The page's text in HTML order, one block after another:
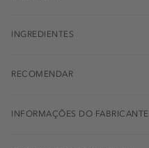
INGREDIENTES
RECOMENDAR
INFORMAÇÕES DO FABRICANTE